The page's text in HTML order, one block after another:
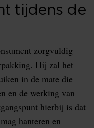
tijdens de
zorgvuldig
Hij zal het
in de mate die
en de werking van
hierbij is dat
hanteren en